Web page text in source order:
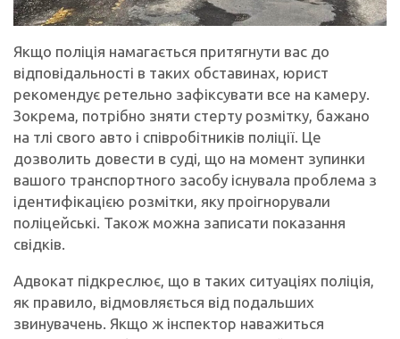
Якщо поліція намагається притягнути вас до
відповідальності в таких обставинах, юрист
рекомендує ретельно зафіксувати все на камеру.
Зокрема, потрібно зняти стерту розмітку, бажано
на тлі свого авто і співробітників поліції. Це
дозволить довести в суді, що на момент зупинки
вашого транспортного засобу існувала проблема з
ідентифікацією розмітки, яку проігнорували
поліцейські. Також можна записати показання
свідків.
Адвокат підкреслює, що в таких ситуаціях поліція,
як правило, відмовляється від подальших
звинувачень. Якщо ж інспектор наважиться